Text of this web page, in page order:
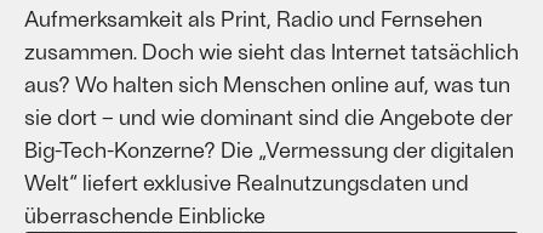
Aufmerksamkeit als Print, Radio und Fernsehen
zusammen. Doch wie sieht das Internet tatsächlich
aus? Wo halten sich Menschen online auf, was tun
sie dort – und wie dominant sind die Angebote der
Big-Tech-Konzerne? Die „Vermessung der digitalen
Welt“ liefert exklusive Realnutzungsdaten und
überraschende Einblicke